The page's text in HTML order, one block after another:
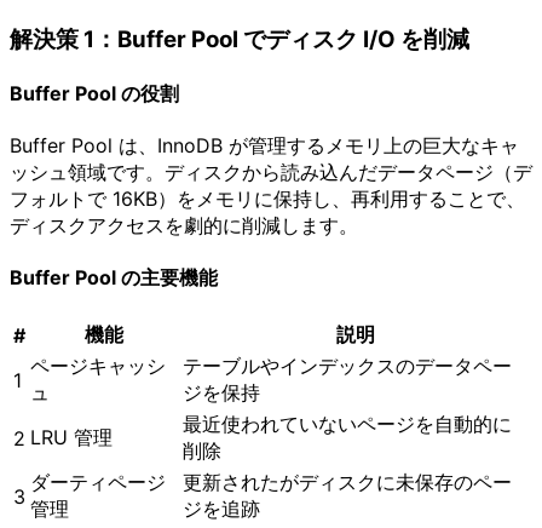
解決策 1：Buffer Pool でディスク I/O を削減
Buffer Pool の役割
Buffer Pool は、InnoDB が管理するメモリ上の巨大なキャ
ッシュ領域です。ディスクから読み込んだデータページ（デ
フォルトで 16KB）をメモリに保持し、再利用することで、
ディスクアクセスを劇的に削減します。
Buffer Pool の主要機能
# 機能
説明
1
ページキャッシ
ュ
テーブルやインデックスのデータペー
ジを保持
2 LRU 管理
最近使われていないページを自動的に
削除
3
ダーティページ
管理
更新されたがディスクに未保存のペー
ジを追跡